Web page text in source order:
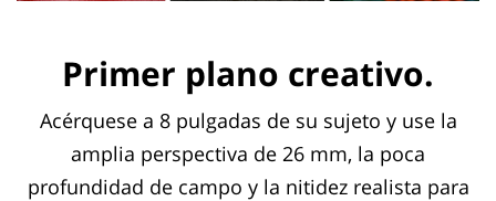
Primer plano creativo.
Acérquese a 8 pulgadas de su sujeto y use la
amplia perspectiva de 26 mm, la poca
profundidad de campo y la nitidez realista para